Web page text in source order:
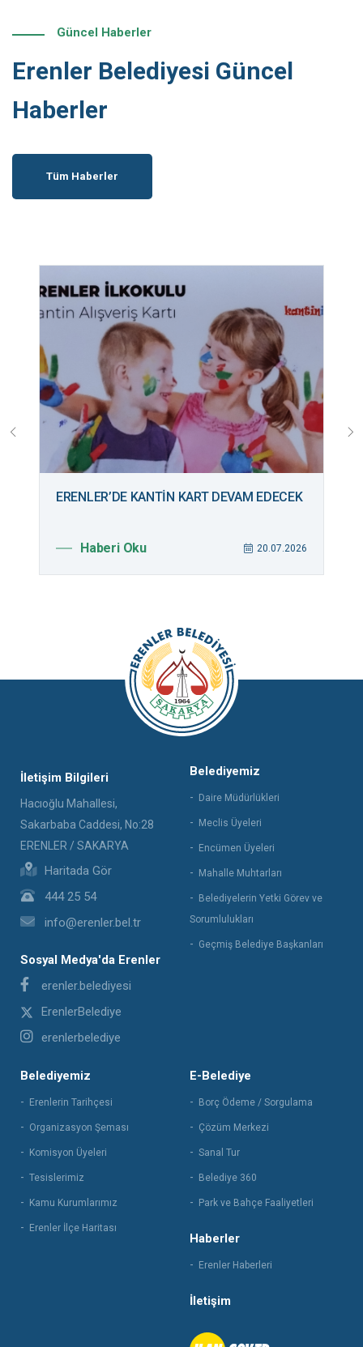
Güncel Haberler
Erenler Belediyesi Güncel
Haberler
Tüm Haberler
ERENLER’DE KANTİN KART DEVAM EDECEK
Haberi Oku 20.07.2026
İletişim Bilgileri
Hacıoğlu Mahallesi,
Sakarbaba Caddesi, No:28
ERENLER / SAKARYA
Haritada Gör
444 25 54
info@erenler.bel.tr
Sosyal Medya'da Erenler
erenler.belediyesi
ErenlerBelediye
erenlerbelediye
Belediyemiz
Daire Müdürlükleri
Meclis Üyeleri
Encümen Üyeleri
Mahalle Muhtarları
Belediyelerin Yetki Görev ve
Sorumlulukları
Geçmiş Belediye Başkanları
Belediyemiz
Erenlerin Tarihçesi
Organizasyon Şeması
Komisyon Üyeleri
Tesislerimiz
Kamu Kurumlarımız
Erenler İlçe Haritası
E-Belediye
Borç Ödeme / Sorgulama
Çözüm Merkezi
Sanal Tur
Belediye 360
Park ve Bahçe Faaliyetleri
Haberler
Erenler Haberleri
İletişim